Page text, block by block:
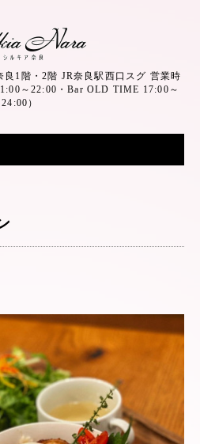
1階・2階 JR奈良駅西口スグ 営業時
～22:00・Bar OLD TIME 17:00～
24:00）